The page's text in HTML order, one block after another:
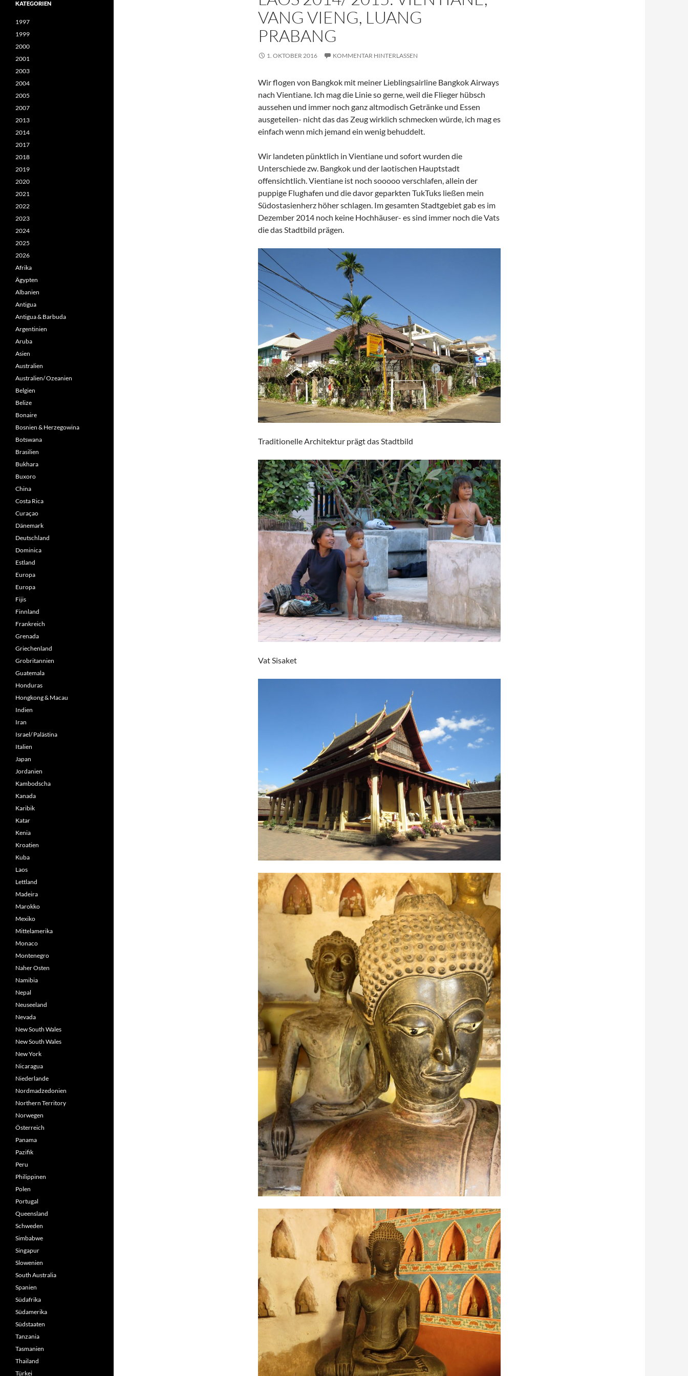
VANG VIENG, LUANG
PRABANG
1. OKTOBER 2016 KOMMENTAR HINTERLASSEN
Wir flogen von Bangkok mit meiner Lieblingsairline Bangkok Airways
nach Vientiane. Ich mag die Linie so gerne, weil die Flieger hübsch
aussehen und immer noch ganz altmodisch Getränke und Essen
ausgeteilen- nicht das das Zeug wirklich schmecken würde, ich mag es
einfach wenn mich jemand ein wenig behuddelt.
Wir landeten pünktlich in Vientiane und sofort wurden die
Unterschiede zw. Bangkok und der laotischen Hauptstadt
offensichtlich. Vientiane ist noch sooooo verschlafen, allein der
puppige Flughafen und die davor geparkten TukTuks ließen mein
Südostasienherz höher schlagen. Im gesamten Stadtgebiet gab es im
Dezember 2014 noch keine Hochhäuser- es sind immer noch die Vats
die das Stadtbild prägen.
Traditionelle Architektur prägt das Stadtbild
Vat Sisaket
KATEGORIEN
1997
1999
2000
2001
2003
2004
2005
2007
2013
2014
2017
2018
2019
2020
2021
2022
2023
2024
2025
2026
Afrika
Ägypten
Albanien
Antigua
Antigua & Barbuda
Argentinien
Aruba
Asien
Australien
Australien/ Ozeanien
Belgien
Belize
Bonaire
Bosnien & Herzegowina
Botswana
Brasilien
Bukhara
Buxoro
China
Costa Rica
Curaçao
Dänemark
Deutschland
Dominica
Estland
Europa
Europa
Fijis
Finnland
Frankreich
Grenada
Griechenland
Grobritannien
Guatemala
Honduras
Hongkong & Macau
Indien
Iran
Israel/ Palästina
Italien
Japan
Jordanien
Kambodscha
Kanada
Karibik
Katar
Kenia
Kroatien
Kuba
Laos
Lettland
Madeira
Marokko
Mexiko
Mittelamerika
Monaco
Montenegro
Naher Osten
Namibia
Nepal
Neuseeland
Nevada
New South Wales
New South Wales
New York
Nicaragua
Niederlande
Nordmadzedonien
Northern Territory
Norwegen
Österreich
Panama
Pazifik
Peru
Philippinen
Polen
Portugal
Queensland
Schweden
Simbabwe
Singapur
Slowenien
South Australia
Spanien
Südafrika
Südamerika
Südstaaten
Tanzania
Tasmanien
Thailand
Türkei